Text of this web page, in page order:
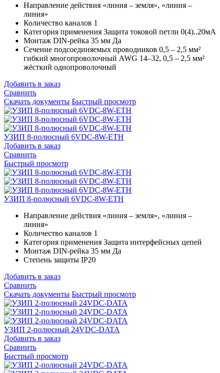
Направление действия «линия – земля», «линия –
линия»
Количество каналов 1
Категория применения Защита токовой петли 0(4)..20мА
Монтаж DIN-рейка 35 мм Да
Сечение подсоединяемых проводников 0,5 – 2,5 мм²
гибкий многопроволочный AWG 14–32, 0,5 – 2,5 мм²
жёсткий однопроволочный
Добавить в заказ
Сравнить
Скачать документы Быстрый просмотр
УЗИП 8-полюсный 6VDC-8W-ETH
Добавить в заказ
Сравнить
Быстрый просмотр
УЗИП 8-полюсный 6VDC-8W-ETH
Направление действия «линия – земля», «линия –
линия»
Количество каналов 1
Категория применения Защита интерфейсных цепей
Монтаж DIN-рейка 35 мм Да
Степень защиты IP20
Добавить в заказ
Сравнить
Скачать документы Быстрый просмотр
УЗИП 2-полюсный 24VDC-DATA
Добавить в заказ
Сравнить
Быстрый просмотр